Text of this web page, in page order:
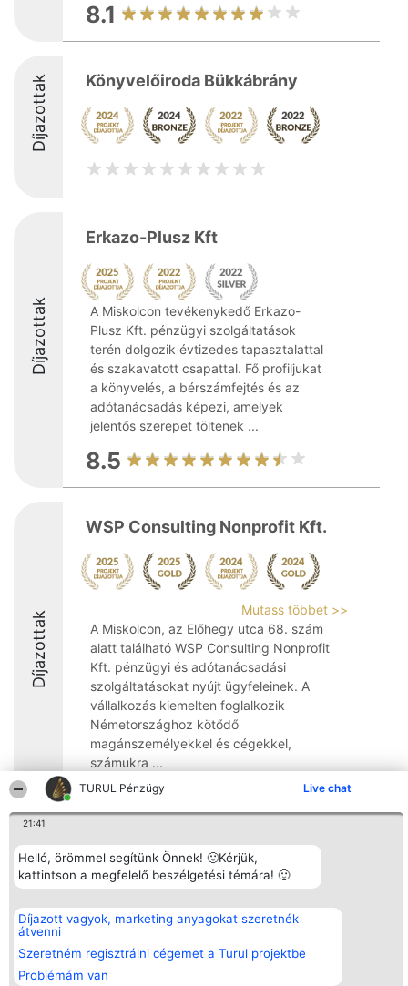
TURUL Pénzügy Live chat
21:41
Helló, örömmel segítünk Önnek! 🙂Kérjük,
kattintson a megfelelő beszélgetési témára! 🙂
Díjazott vagyok, marketing anyagokat szeretnék
átvenni
Szeretném regisztrálni cégemet a Turul projektbe
Problémám van
8.1
Díjazottak Könyvelőiroda Bükkábrány
Díjazottak
Erkazo-Plusz Kft
A Miskolcon tevékenykedő Erkazo-
Plusz Kft. pénzügyi szolgáltatások
terén dolgozik évtizedes tapasztalattal
és szakavatott csapattal. Fő profiljukat
a könyvelés, a bérszámfejtés és az
adótanácsadás képezi, amelyek
jelentős szerepet töltenek ...
8.5
Díjazottak
WSP Consulting Nonprofit Kft.
Mutass többet >>
A Miskolcon, az Előhegy utca 68. szám
alatt található WSP Consulting Nonprofit
Kft. pénzügyi és adótanácsadási
szolgáltatásokat nyújt ügyfeleinek. A
vállalkozás kiemelten foglalkozik
Németországhoz kötődő
magánszemélyekkel és cégekkel,
számukra ...
9.8
Rangsorszervező
SC Beautiful Company S.R.L.
Bulevardul Aleea Timișul De
4, Ap. 13
Bukarest 53-238
tel: +363 033 425 71
Népszavazás
Nyertesek
Az összes
listája
Szabályok
Polityka
Elérhetőség